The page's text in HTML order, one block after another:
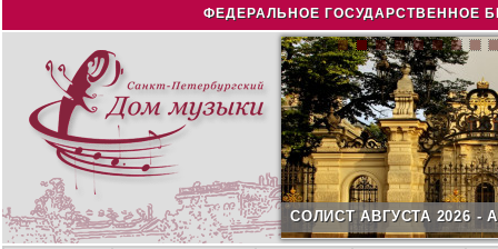
Jump to navigation
ФЕДЕРАЛЬНОЕ ГОСУДАРСТВЕННОЕ
СОЛИСТ АВГУСТА 2026 -